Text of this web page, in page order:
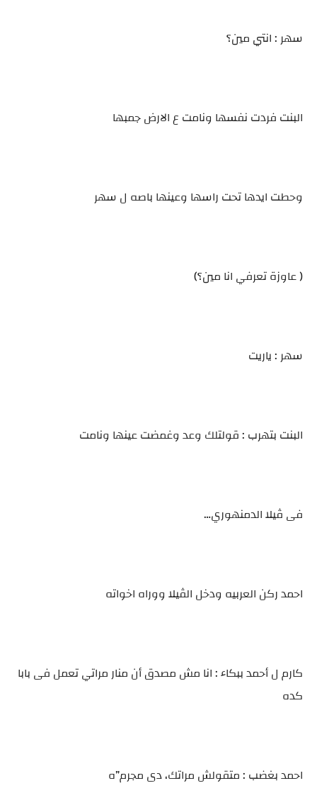
سهر : انتي مين؟
البنت فردت نفسها ونامت ع الارض جمبها
وحطت ايدها تحت راسها وعينها باصه ل سهر
( عاوزة تعرفي انا مين؟)
سهر : ياريت
البنت بتهرب : قولتلك وعد وغمضت عينها ونامت
فى ڤيلا الدمنهوري…
احمد ركن العربيه ودخل الڤيلا ووراه اخواته
كارم ل أحمد ببكاء : انا مش مصدق أن منار مراتي تعمل فى بابا
كده
احمد بغضب : متقولش مراتك، دى مجرم”ه